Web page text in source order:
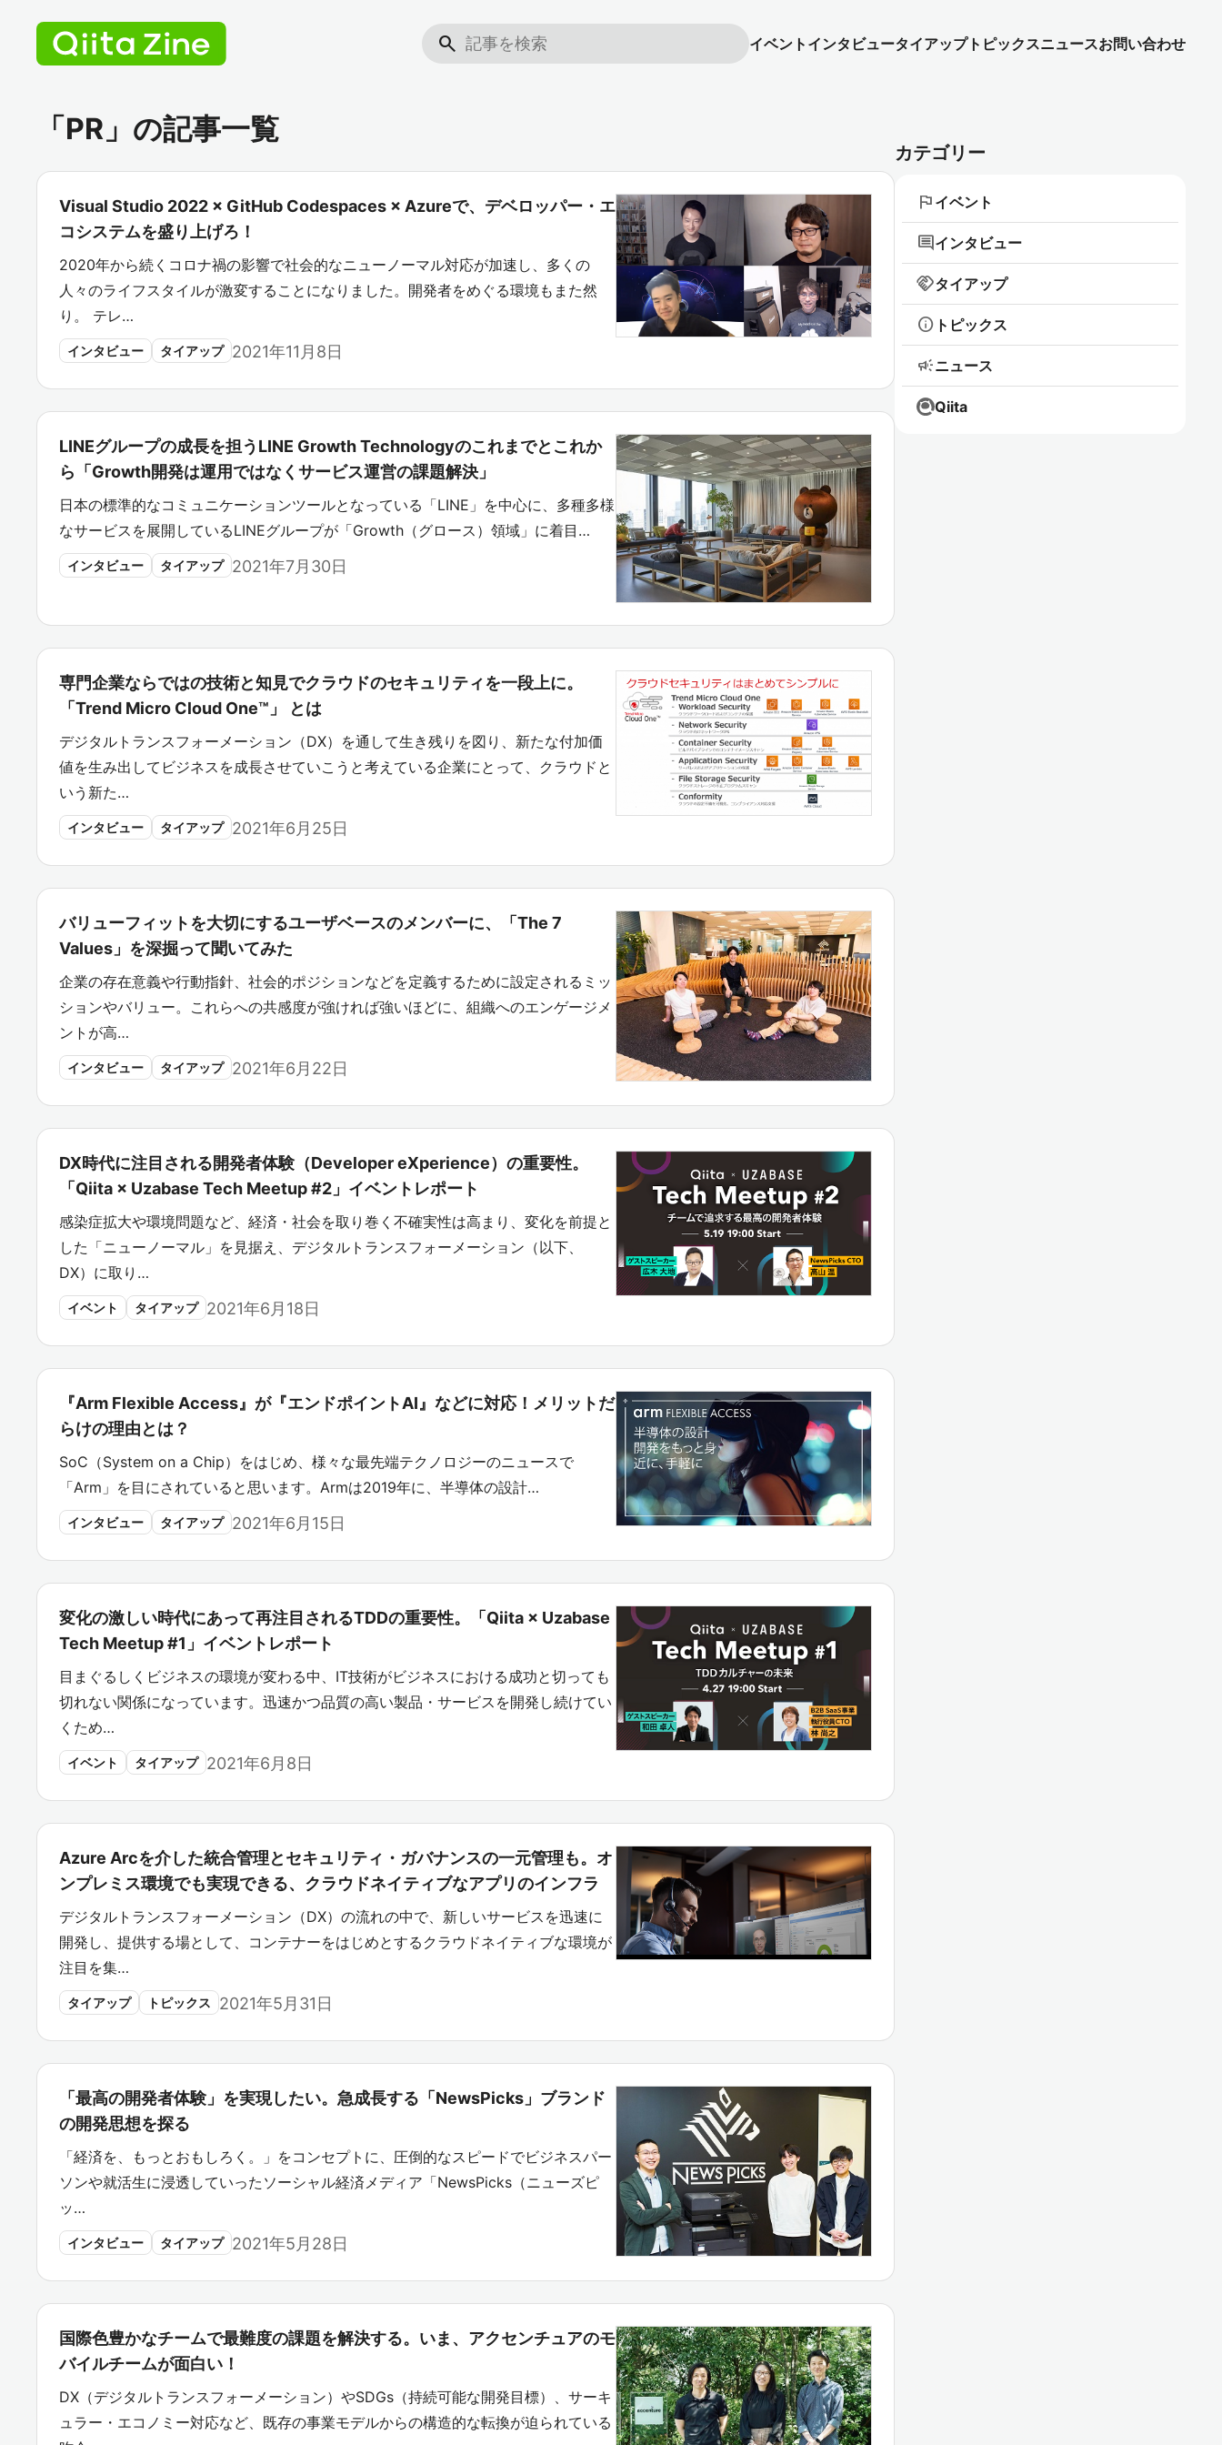
search イベント インタビュータイアップトピックスニュースお問い合わせ
「PR」の記事一覧
Visual Studio 2022 × GitHub Codespaces × Azureで、デベロッパー・エ
コシステムを盛り上げろ！
2020年から続くコロナ禍の影響で社会的なニューノーマル対応が加速し、多くの
人々のライフスタイルが激変することになりました。開発者をめぐる環境もまた然
り。 テレ…
インタビュー タイアップ 2021年11月8日
LINEグループの成長を担うLINE Growth Technologyのこれまでとこれか
ら「Growth開発は運用ではなくサービス運営の課題解決」
日本の標準的なコミュニケーションツールとなっている「LINE」を中心に、多種多様
なサービスを展開しているLINEグループが「Growth（グロース）領域」に着目…
インタビュー タイアップ 2021年7月30日
専門企業ならではの技術と知見でクラウドのセキュリティを一段上に。
「Trend Micro Cloud One™」 とは
デジタルトランスフォーメーション（DX）を通して生き残りを図り、新たな付加価
値を生み出してビジネスを成長させていこうと考えている企業にとって、クラウドと
いう新た…
インタビュー タイアップ 2021年6月25日
バリューフィットを大切にするユーザベースのメンバーに、「The 7
Values」を深掘って聞いてみた
企業の存在意義や行動指針、社会的ポジションなどを定義するために設定されるミッ
ションやバリュー。これらへの共感度が強ければ強いほどに、組織へのエンゲージメ
ントが高…
インタビュー タイアップ 2021年6月22日
DX時代に注目される開発者体験（Developer eXperience）の重要性。
「Qiita × Uzabase Tech Meetup #2」イベントレポート
感染症拡大や環境問題など、経済・社会を取り巻く不確実性は高まり、変化を前提と
した「ニューノーマル」を見据え、デジタルトランスフォーメーション（以下、
DX）に取り…
イベント タイアップ 2021年6月18日
『Arm Flexible Access』が『エンドポイントAI』などに対応！メリットだ
らけの理由とは？
SoC（System on a Chip）をはじめ、様々な最先端テクノロジーのニュースで
「Arm」を目にされていると思います。Armは2019年に、半導体の設計…
インタビュー タイアップ 2021年6月15日
変化の激しい時代にあって再注目されるTDDの重要性。「Qiita × Uzabase
Tech Meetup #1」イベントレポート
目まぐるしくビジネスの環境が変わる中、IT技術がビジネスにおける成功と切っても
切れない関係になっています。迅速かつ品質の高い製品・サービスを開発し続けてい
くため…
イベント タイアップ 2021年6月8日
Azure Arcを介した統合管理とセキュリティ・ガバナンスの一元管理も。オ
ンプレミス環境でも実現できる、クラウドネイティブなアプリのインフラ
デジタルトランスフォーメーション（DX）の流れの中で、新しいサービスを迅速に
開発し、提供する場として、コンテナーをはじめとするクラウドネイティブな環境が
注目を集…
タイアップ トピックス 2021年5月31日
「最高の開発者体験」を実現したい。急成長する「NewsPicks」ブランド
の開発思想を探る
「経済を、もっとおもしろく。」をコンセプトに、圧倒的なスピードでビジネスパー
ソンや就活生に浸透していったソーシャル経済メディア「NewsPicks（ニューズピ
ッ…
インタビュー タイアップ 2021年5月28日
国際色豊かなチームで最難度の課題を解決する。いま、アクセンチュアのモ
バイルチームが面白い！
DX（デジタルトランスフォーメーション）やSDGs（持続可能な開発目標）、サーキ
ュラー・エコノミー対応など、既存の事業モデルからの構造的な転換が迫られている
カテゴリー
flag イベント
commentインタビュー
handshakeタイアップ
info トピックス
campaignニュース
Qiita